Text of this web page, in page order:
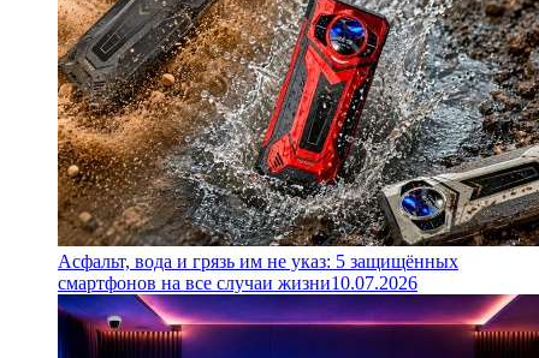
Асфальт, вода и грязь им не указ: 5 защищённых
смартфонов на все случаи жизни10.07.2026